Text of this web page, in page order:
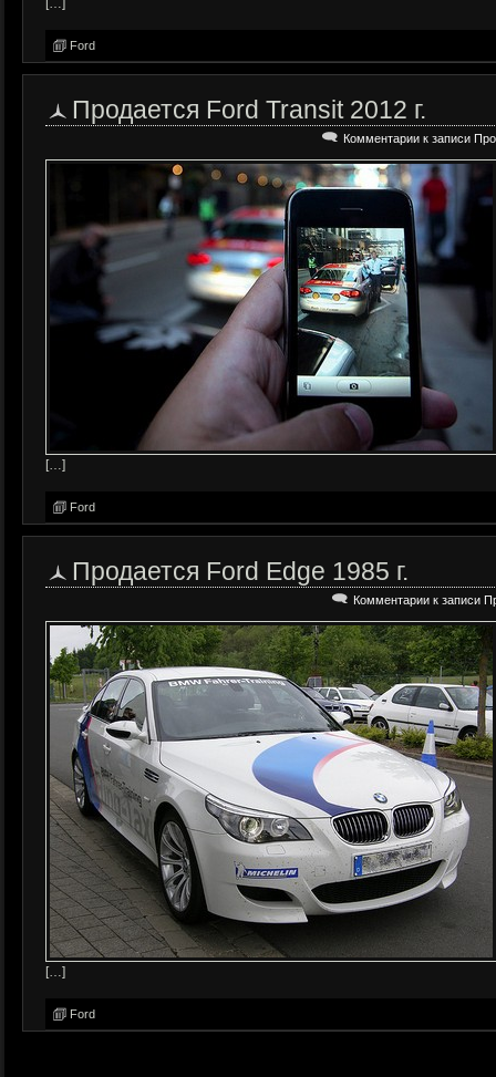
[…]
Ford
Продается Ford Transit 2012 г.
Комментарии к записи
[…]
Ford
Продается Ford Edge 1985 г.
Комментарии к записи
[…]
Ford